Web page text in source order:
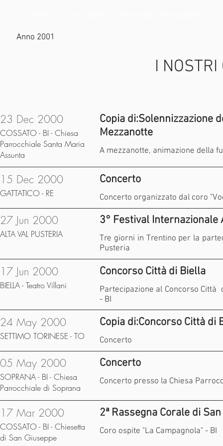
Anno 2001
I
23 Dec 2000
COSSATO - BI - Chiesa
Parrocchiale Santa Maria
Assunta
Copia di:Solennizzazione
Mezzanotte
A mezzanotte, animazione della
15 Dec 2000
GATTATICO - RE
Concerto
Concerto organizzato dal coro
27 Jun 2000
ALTA VAL PUSTERIA
3° Festival Internazionale
Tre giorni in Trentino per la
Pusteria
17 Jun 2000
BIELLA - Teatro Villani
Concorso Città di Biella
Partecipazione al Concorso
- BI
24 May 2000
SETTIMO TORINESE - TO
Copia di:Concorso Città di
Concerto
05 May 2000
SOPRANA - BI - Chiesa
Parrocchiale di Soprana
Concerto
Concerto presso la Chiesa
17 Mar 2000
COSSATO - BI - Chiesetta
di San Giuseppe
2ª Rassegna Corale di
Coro ospite "La Campagnola" - BI